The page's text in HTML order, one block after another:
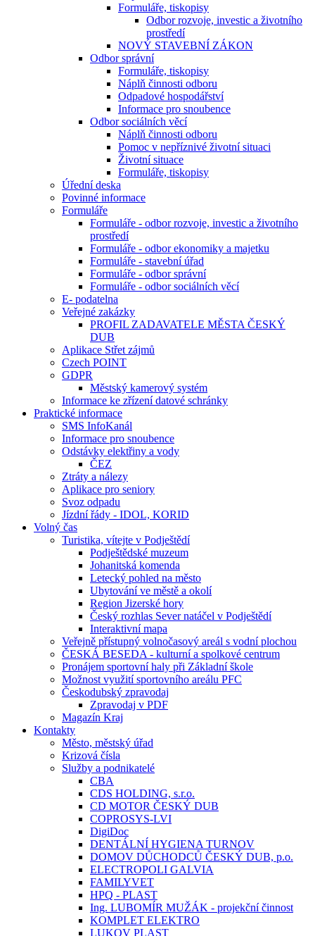
Formuláře, tiskopisy
Odbor rozvoje, investic a životního
prostředí
NOVÝ STAVEBNÍ ZÁKON
Odbor správní
Formuláře, tiskopisy
Náplň činnosti odboru
Odpadové hospodářství
Informace pro snoubence
Odbor sociálních věcí
Náplň činnosti odboru
Pomoc v nepříznivé životní situaci
Životní situace
Formuláře, tiskopisy
Úřední deska
Povinné informace
Formuláře
Formuláře - odbor rozvoje, investic a životního
prostředí
Formuláře - odbor ekonomiky a majetku
Formuláře - stavební úřad
Formuláře - odbor správní
Formuláře - odbor sociálních věcí
E- podatelna
Veřejné zakázky
PROFIL ZADAVATELE MĚSTA ČESKÝ
DUB
Aplikace Střet zájmů
Czech POINT
GDPR
Městský kamerový systém
Informace ke zřízení datové schránky
Praktické informace
SMS InfoKanál
Informace pro snoubence
Odstávky elektřiny a vody
ČEZ
Ztráty a nálezy
Aplikace pro seniory
Svoz odpadu
Jízdní řády - IDOL, KORID
Volný čas
Turistika, vítejte v Podještědí
Podještědské muzeum
Johanitská komenda
Letecký pohled na město
Ubytování ve městě a okolí
Region Jizerské hory
Český rozhlas Sever natáčel v Podještědí
Interaktivní mapa
Veřejně přístupný volnočasový areál s vodní plochou
ČESKÁ BESEDA - kulturní a spolkové centrum
Pronájem sportovní haly při Základní škole
Možnost využití sportovního areálu PFC
Českodubský zpravodaj
Zpravodaj v PDF
Magazín Kraj
Kontakty
Město, městský úřad
Krizová čísla
Služby a podnikatelé
CBA
CDS HOLDING, s.r.o.
CD MOTOR ČESKÝ DUB
COPROSYS-LVI
DigiDoc
DENTÁLNÍ HYGIENA TURNOV
DOMOV DŮCHODCŮ ČESKÝ DUB, p.o.
ELECTROPOLI GALVIA
FAMILYVET
HPQ - PLAST
Ing. LUBOMÍR MUŽÁK - projekční činnost
KOMPLET ELEKTRO
LUKOV PLAST